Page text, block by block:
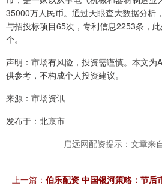
35000万人民币。通过天眼查大数据分析
与招投标项目65次，专利信息2253条，
个。
声明：市场有风险，投资需谨慎。本文为
供参考，不构成个人投资建议。
来源：市场资讯
发布于：北京市
启远网配资提示：文章来
上一篇： 伯乐配资 中国银河策略：节后